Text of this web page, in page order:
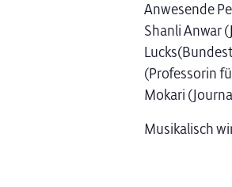
Anwesende
Shanli Anwar
(Professorin
Mokari
Musikalisch